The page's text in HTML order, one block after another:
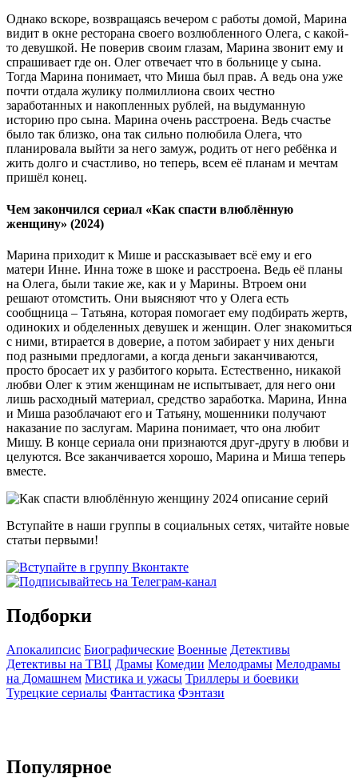
Однако вскоре, возвращаясь вечером с работы домой, Марина
видит в окне ресторана своего возлюбленного Олега, с какой-
то девушкой. Не поверив своим глазам, Марина звонит ему и
спрашивает где он. Олег отвечает что в больнице у сына.
Тогда Марина понимает, что Миша был прав. А ведь она уже
почти отдала жулику полмиллиона своих честно
заработанных и накопленных рублей, на выдуманную
историю про сына. Марина очень расстроена. Ведь счастье
было так близко, она так сильно полюбила Олега, что
планировала выйти за него замуж, родить от него ребёнка и
жить долго и счастливо, но теперь, всем её планам и мечтам
пришёл конец.
Чем закончился сериал «Как спасти влюблённую
женщину» (2024)
Марина приходит к Мише и рассказывает всё ему и его
матери Инне. Инна тоже в шоке и расстроена. Ведь её планы
на Олега, были такие же, как и у Марины. Втроем они
решают отомстить. Они выясняют что у Олега есть
сообщница – Татьяна, которая помогает ему подбирать жертв,
одиноких и обделенных девушек и женщин. Олег знакомиться
с ними, втирается в доверие, а потом забирает у них деньги
под разными предлогами, а когда деньги заканчиваются,
просто бросает их у разбитого корыта. Естественно, никакой
любви Олег к этим женщинам не испытывает, для него они
лишь расходный материал, средство заработка. Марина, Инна
и Миша разоблачают его и Татьяну, мошенники получают
наказание по заслугам. Марина понимает, что она любит
Мишу. В конце сериала они признаются друг-другу в любви и
целуются. Все заканчивается хорошо, Марина и Миша теперь
вместе.
Вступайте в наши группы в социальных сетях, читайте новые
статьи первыми!
Подборки
Апокалипсис Биографические Военные Детективы
Детективы на ТВЦ Драмы Комедии Мелодрамы Мелодрамы
на Домашнем Мистика и ужасы Триллеры и боевики
Турецкие сериалы Фантастика Фэнтази
Популярное